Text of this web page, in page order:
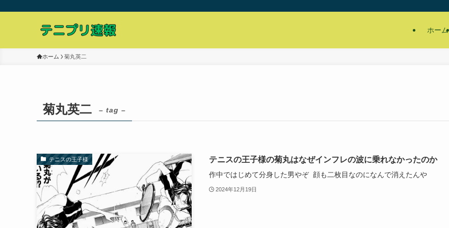
ホーム
ホーム 菊丸英二
菊丸英二 – tag –
テニスの王子様 テニスの王子様の菊丸はなぜインフレの波に乗れなかったのか
作中ではじめて分身した男やぞ 顔も二枚目なのになんで消えたんや
2024年12月19日